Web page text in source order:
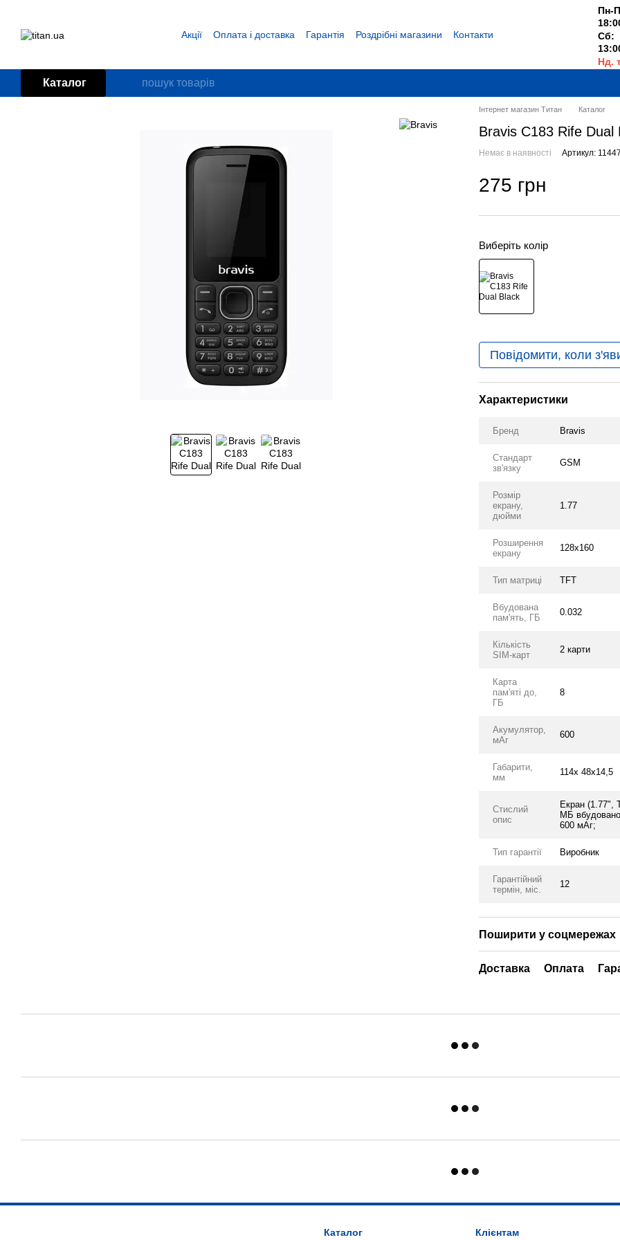
Акції Оплата і доставка Гарантія Роздрібні магазини
Контакти
Пн-
Сб:
Нд.
Каталог
Інтернет магазин Титан Каталог
Bravis C183 Rife Dual
Немає в наявності Артикул:
275 грн
Виберіть колір
Повідомити, коли
Характеристики
Бренд Bravis
Стандарт
зв'язку
GSM
Розмір
екрану,
дюйми
1.77
Розширення
екрану
128x160
Тип матриці TFT
Вбудована
пам'ять, ГБ
0.032
Кількість
SIM-карт
2 карти
Карта
пам'яті до,
ГБ
8
Акумулятор,
мАг
600
Габарити,
мм
114x 48x14,5
Стислий
опис
Екран (1.77",
МБ
600 мАг;
Тип гарантії Виробник
Гарантійний
термін, міс.
12
Поширити у соцмережах
Доставка Оплата
Каталог Клієнтам